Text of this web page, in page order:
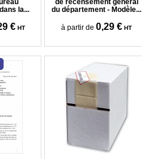
la...
€ HT
de recensement général
du département - Modèle...
à partir de 0,29 € HT